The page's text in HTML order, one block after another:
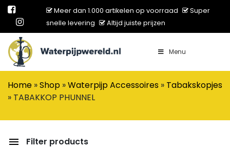
Meer dan 1.000 artikelen op voorraad
Super
snelle levering
Altijd juiste prijzen
Main Navigation Menu
Home »Shop »Waterpijp Accessoires » Tabakskopjes
» TABAKKOP PHUNNEL
Filter products